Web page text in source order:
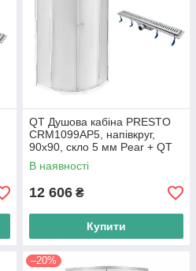
QT Душова кабіна PRESTO
CRM1099AP5, напівкруг,
90x90, скло 5 мм Pear + QT
Dry FA304-700 Лінійний трап
В наявності
12 606 ₴
Купити
–20%